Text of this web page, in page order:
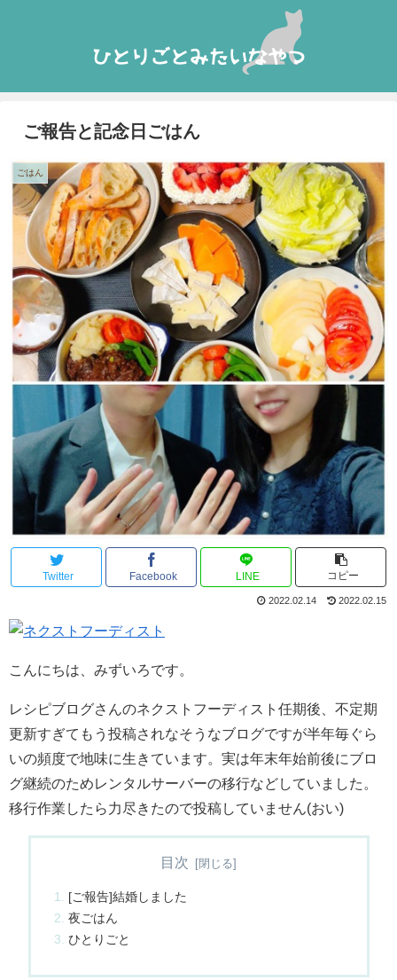
ご報告と記念日ごはん
ごはん
Twitter Facebook LINE コピー
2022.02.14 2022.02.15
こんにちは、みずいろです。
レシピブログさんのネクストフーディスト任期後、不定期
更新すぎてもう投稿されなそうなブログですが半年毎ぐら
いの頻度で地味に生きています。実は年末年始前後にブロ
グ継続のためレンタルサーバーの移行などしていました。
移行作業したら力尽きたので投稿していません(おい)
目次
[ご報告]結婚しました
夜ごはん
ひとりごと